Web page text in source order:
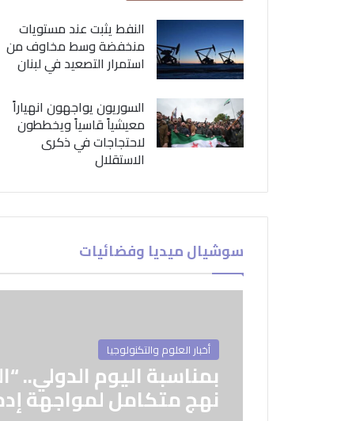
النفط يثبت عند مستويات
منخفضة وسط مخاوف من
استمرار التصعيد في لبنان
السوريون يواجهون انهياراً
معيشياً قاسياً ويخططون
لاحتجاجات في ذكرى
الاستقلال
سوشيال ميديا وفضائيات
أخبار العلوم والتكنولوجيا
بمناسبة اليوم الدولي..
نهج متكامل لمواجهة